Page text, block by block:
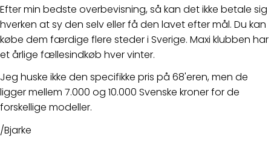
Efter min bedste overbevisning, så kan det ikke betale sig
hverken at sy den selv eller få den lavet efter mål. Du kan
købe dem færdige flere steder i Sverige. Maxi klubben har
et årlige fællesindkøb hver vinter.
Jeg huske ikke den specifikke pris på 68'eren, men de
ligger mellem 7.000 og 10.000 Svenske kroner for de
forskellige modeller.
/Bjarke